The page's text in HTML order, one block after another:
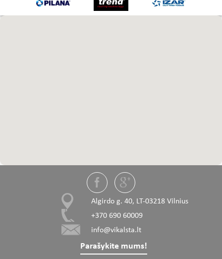
Algirdo g. 40, LT-03218 Vilnius
+370 690 60009
info@vikalsta.lt
Parašykite mums!